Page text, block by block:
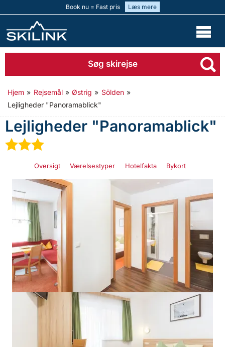
Book nu = Fast pris Læs mere
Søg skirejse
Hjem » Rejsemål » Østrig » Sölden »
Lejligheder "Panoramablick"
Lejligheder "Panoramablick"
★★
Oversigt Værelsestyper Hotelfakta Bykort